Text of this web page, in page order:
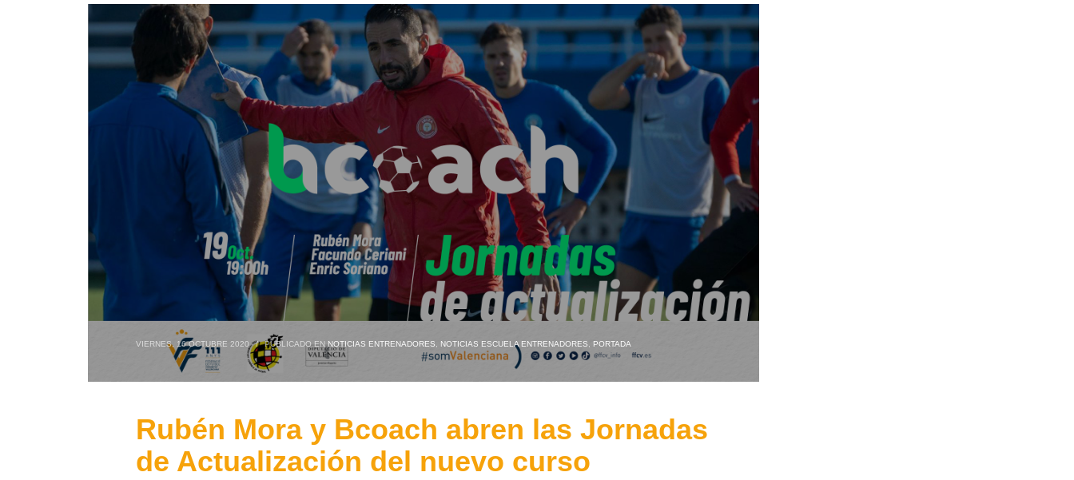
VIERNES, 16 OCTUBRE 2020 / PUBLICADO EN NOTICIAS ENTRENADORES NOTICIAS ESCUELA ENTRENADORES PORTADA
Rubén Mora y Bcoach abren las Jornadas
de Actualización del nuevo curso